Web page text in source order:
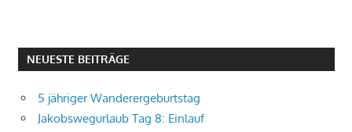
NEUESTE BEITRÄGE
5 jähriger Wanderergeburtstag
Jakobswegurlaub Tag 8: Einlauf